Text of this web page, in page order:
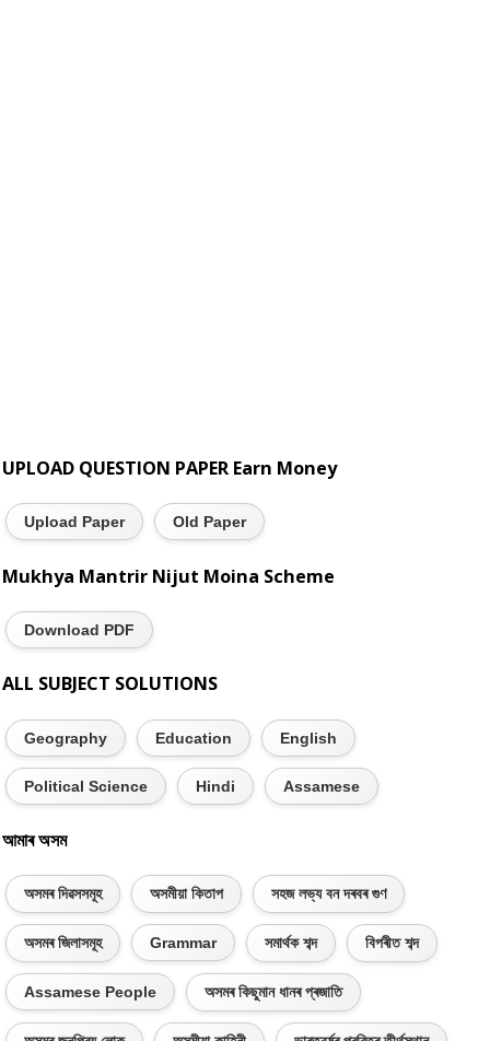
UPLOAD QUESTION PAPER Earn Money
Upload Paper Old Paper
Mukhya Mantrir Nijut Moina Scheme
Download PDF
ALL SUBJECT SOLUTIONS
Geography Education English
Political Science Hindi Assamese
আমাৰ অসম
অসমৰ দিৱসসমূহ অসমীয়া কিতাপ সহজ লভ্য বন দৰবৰ গুণ
অসমৰ জিলাসমূহ Grammar সমাৰ্থক শব্দ বিপৰীত শব্দ
Assamese People অসমৰ কিছুমান ধানৰ প্ৰজাতি